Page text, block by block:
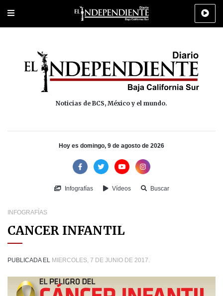
Portada Los Cabos Policiaca Deportes Cultura
Noticias de BCS, México y el mundo.
Hoy es domingo, 9 de agosto de 2026
Infografías Vídeos Buscar
INFOGRAFÍAS
CANCER INFANTIL
PUBLICADA EL MIERCOLES, 7 DE JUNIO DE 2017.